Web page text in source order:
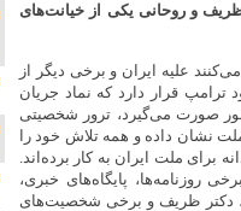
ظریف و روحانی یکی از خیانت‌های
علیه ایران و برخی دیگر از
ترامپ قرار دارد که نماد جریان
صورت می‌گیرد، ترور شخصیتی
نشان داده و همه تلاش خود را
برای ملت ایران به کار برده‌اند.
روزنامه‌ها، پایگاه‌های خبری،
دکتر ظریف و برخی شخصیت‌های